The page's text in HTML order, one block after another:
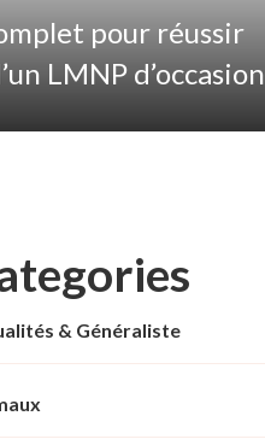
pour réussir
LMNP d’occasion
& Généraliste